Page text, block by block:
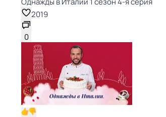
2019
0